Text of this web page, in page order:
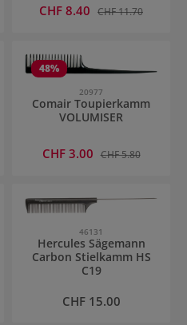
Verkaufspreis:
CHF 8.40 Regulärer Preis:
CHF 11.70
48%
20977
Comair Toupierkamm
VOLUMISER
Verkaufspreis:
CHF 3.00 Regulärer Preis:
CHF 5.80
46131
Hercules Sägemann
Carbon Stielkamm HS
C19
Regulärer Preis:
CHF 15.00